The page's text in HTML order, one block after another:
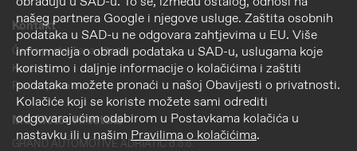
Kontakt
Često postavljana pitanja
Kontakt
Pravila privatnosti
MG Motor Hrvatska
GRAND AUTOMOTIVE ADRIATIC d.o.o.
našeg partnera Google i njegove usluge. Zaštita osobnih
podataka u SAD-u ne odgovara zahtjevima u EU. Više
informacija o obradi podataka u SAD-u, uslugama koje
koristimo i daljnje informacije o kolačićima i zaštiti
podataka možete pronaći u našoj Obavijesti o privatnosti.
Kolačiće koji se koriste možete sami odrediti
odgovarajućim odabirom u Postavkama kolačića u
nastavku ili u našim Pravilima o kolačićima.